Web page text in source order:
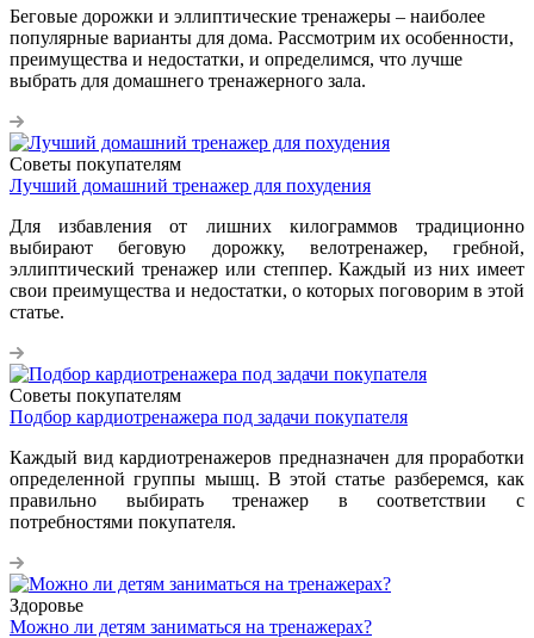
Беговые дорожки и эллиптические тренажеры – наиболее
популярные варианты для дома. Рассмотрим их особенности,
преимущества и недостатки, и определимся, что лучше
выбрать для домашнего тренажерного зала.
Советы покупателям
Лучший домашний тренажер для похудения
Для избавления от лишних килограммов традиционно
выбирают беговую дорожку, велотренажер, гребной,
эллиптический тренажер или степпер. Каждый из них имеет
свои преимущества и недостатки, о которых поговорим в этой
статье.
Советы покупателям
Подбор кардиотренажера под задачи покупателя
Каждый вид кардиотренажеров предназначен для проработки
определенной группы мышц. В этой статье разберемся, как
правильно выбирать тренажер в соответствии с
потребностями покупателя.
Здоровье
Можно ли детям заниматься на тренажерах?